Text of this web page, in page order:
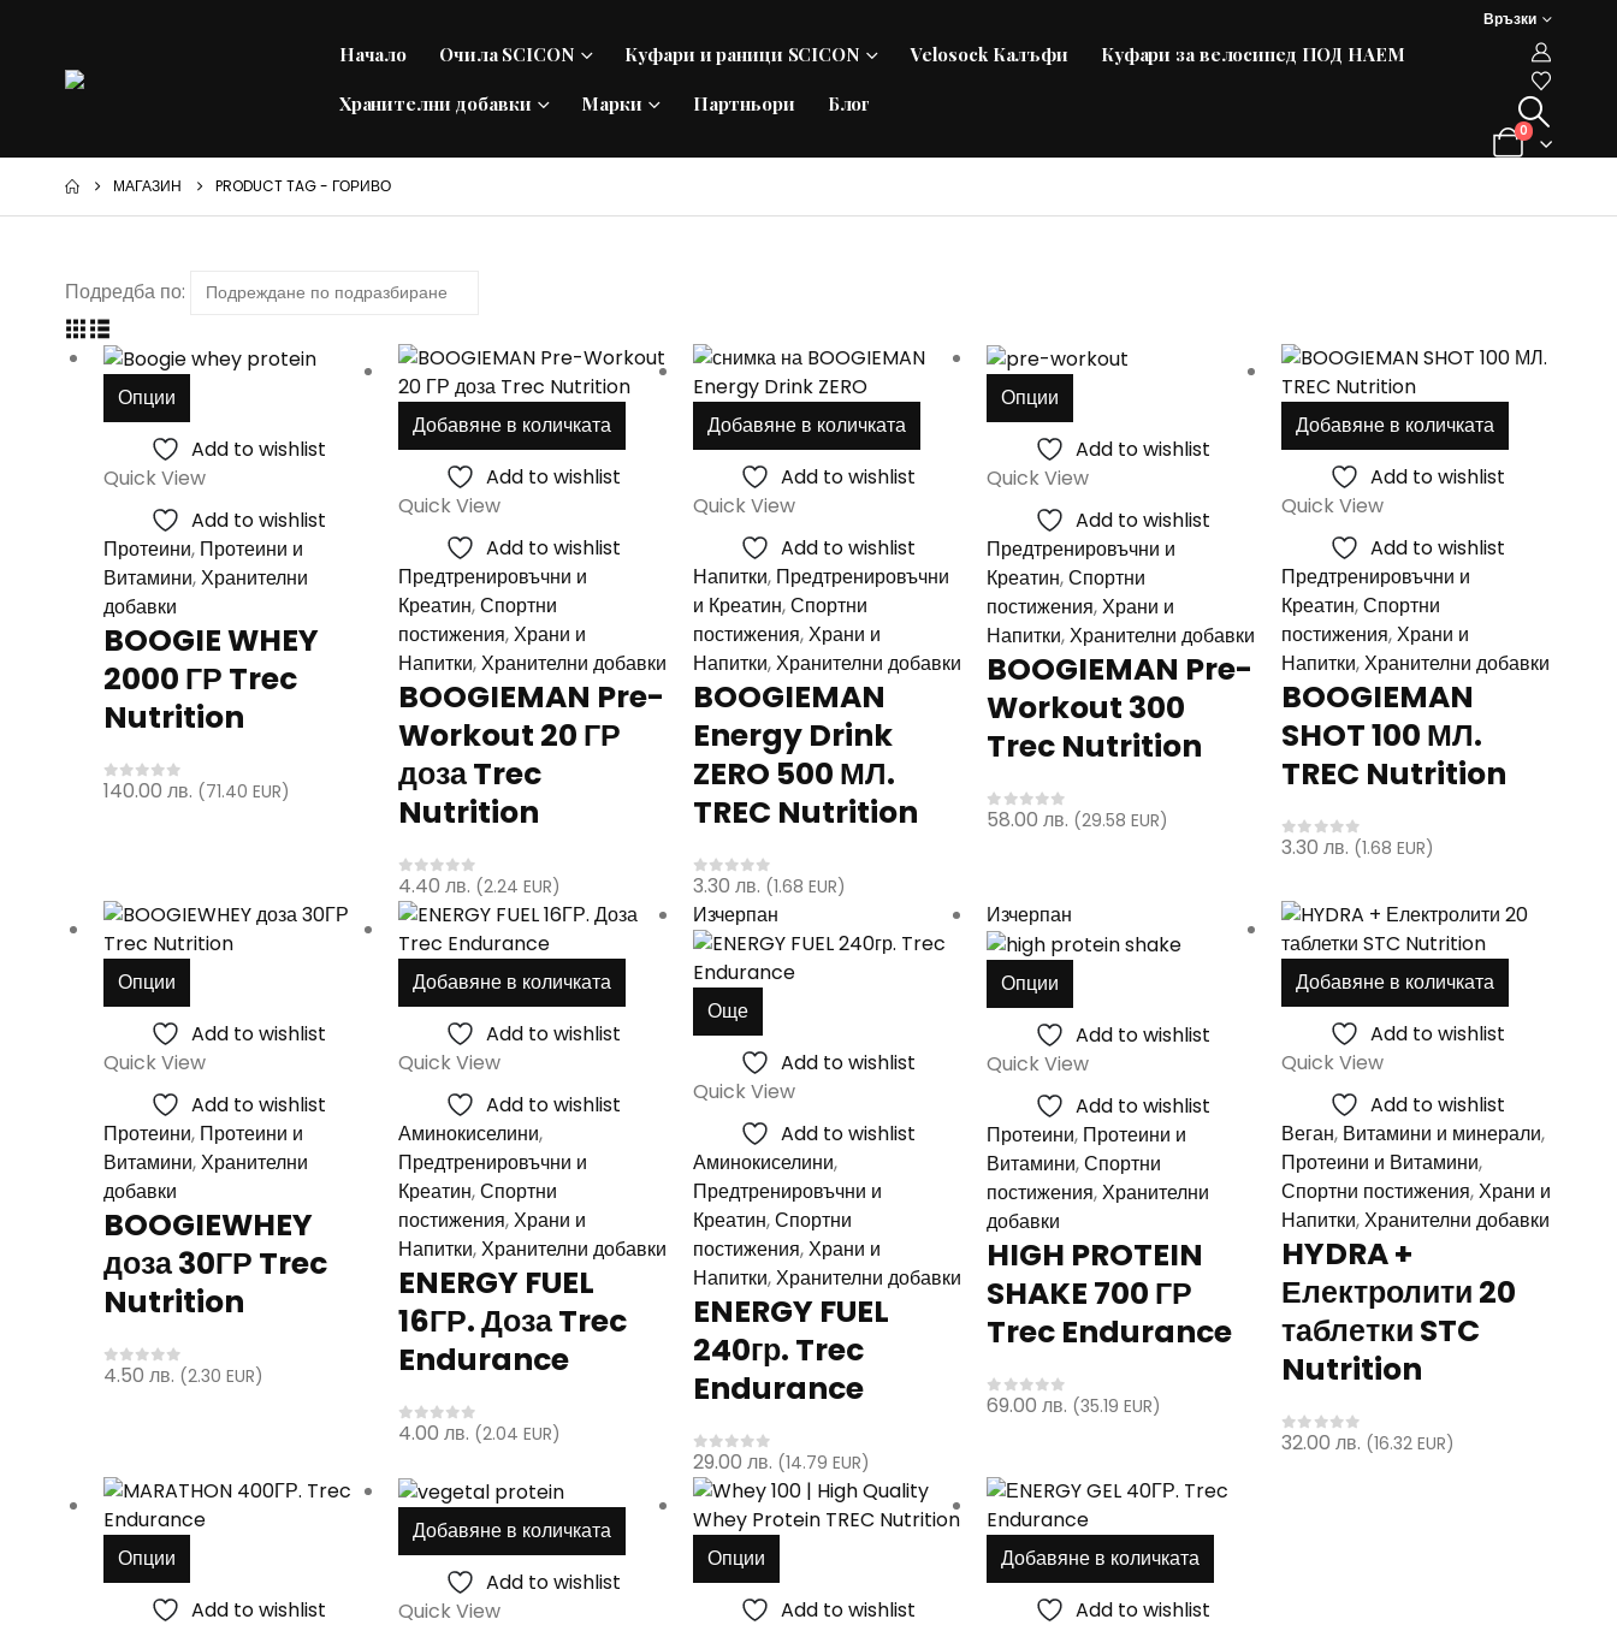
Начало Очила SCICON Куфари и раници SCICON Velosock Калъфи Куфари за велосипед ПОД НАЕМ
Хранителни добавки Марки Партньори Блог
Връзки
0
МАГАЗИН PRODUCT TAG - ГОРИВО
Подредба по:
Опции
product
has
multiple
The
options
may
chosen
on
the
product
Add to wishlist
Quick View
Add to wishlist
Протеини, Протеини и
Витамини,Хранителни
добавки
BOOGIE WHEY
2000 ГР Trec
Nutrition
0out of 5
140.00 лв. (71.40 EUR)
Добавяне в количката
Add to wishlist
Quick View
Add to wishlist
Предтренировъчни и
Креатин,Спортни
постижения,Храни и
Напитки,Хранителни добавки
BOOGIEMAN Pre-
Workout 20 ГР
доза Trec
Nutrition
0 out of 5
4.40 лв. (2.24 EUR)
Добавяне в количката
Add to wishlist
Quick View
Add to wishlist
Напитки, Предтренировъчни
и Креатин,Спортни
постижения,Храни и
Напитки,Хранителни добавки
BOOGIEMAN
Energy Drink
ZERO 500 МЛ.
TREC Nutrition
0 out of 5
3.30 лв. (1.68 EUR)
Опции
product
has
multiple
The
options
may
be
chosen
on
the
product
page
Add to wishlist
Quick View
Add to wishlist
Предтренировъчни и
Креатин,Спортни
постижения,Храни и
Напитки,Хранителни добавки
BOOGIEMAN Pre-
Workout 300
Trec Nutrition
0out of 5
58.00лв. (29.58 EUR)
Добавяне в количката
Add to wishlist
Quick View
Add to wishlist
Предтренировъчни и
Креатин,Спортни
постижения,Храни и
Напитки,Хранителни добавки
BOOGIEMAN
SHOT 100 МЛ.
TREC Nutrition
0 out of 5
3.30лв. (1.68 EUR)
Опции
product
has
multiple
The
options
may
chosen
on
the
product
Add to wishlist
Quick View
Add to wishlist
Протеини, Протеини и
Витамини,Хранителни
добавки
BOOGIEWHEY
доза 30ГР Trec
Nutrition
0 out of 5
4.50 лв. (2.30 EUR)
Добавяне в количката
Add to wishlist
Quick View
Add to wishlist
Аминокиселини,
Предтренировъчни и
Креатин,Спортни
постижения,Храни и
Напитки,Хранителни добавки
ENERGY FUEL
16ГР. Доза Trec
Endurance
0 out of 5
4.00 лв. (2.04 EUR)
Изчерпан
Още
Add to wishlist
Quick View
Add to wishlist
Аминокиселини,
Предтренировъчни и
Креатин,Спортни
постижения,Храни и
Напитки,Хранителни добавки
ENERGY FUEL
240гр. Trec
Endurance
0out of 5
29.00 лв. (14.79 EUR)
Изчерпан
Опции
product
has
multiple
The
options
may
be
on
the
product
page
Add to wishlist
Quick View
Add to wishlist
Протеини, Протеини и
Витамини,Спортни
постижения,Хранителни
добавки
HIGH PROTEIN
SHAKE 700 ГР
Trec Endurance
0out of 5
69.00лв. (35.19 EUR)
Добавяне в количката
Add to wishlist
Quick View
Add to wishlist
Веган, Витамини и минерали,
Протеини и Витамини,
Спортни постижения,Храни и
Напитки,Хранителни добавки
HYDRA +
Електролити 20
таблетки STC
Nutrition
0out of 5
32.00лв. (16.32 EUR)
Опции
product
has
Add to wishlist
Добавяне в количката
Add to wishlist
Quick View
Опции
product
has
Add to wishlist
Добавяне в количката
Add to wishlist